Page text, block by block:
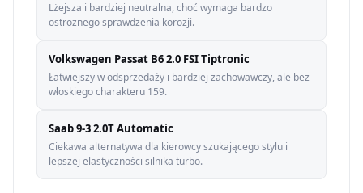
Lżejsza i bardziej neutralna, choć wymaga bardzo
ostrożnego sprawdzenia korozji.
Volkswagen Passat B6 2.0 FSI Tiptronic
Łatwiejszy w odsprzedaży i bardziej zachowawczy, ale bez
włoskiego charakteru 159.
Saab 9-3 2.0T Automatic
Ciekawa alternatywa dla kierowcy szukającego stylu i
lepszej elastyczności silnika turbo.